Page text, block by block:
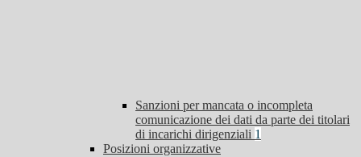
Sanzioni per mancata o incompleta
comunicazione dei dati da parte dei titolari
di incarichi dirigenziali 1
Posizioni organizzative